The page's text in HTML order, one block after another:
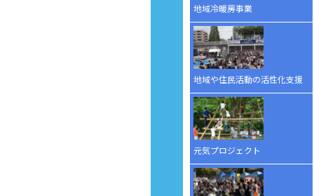
地域冷暖房事業
地域や住民活動の活性化支援
元気プロジェクト